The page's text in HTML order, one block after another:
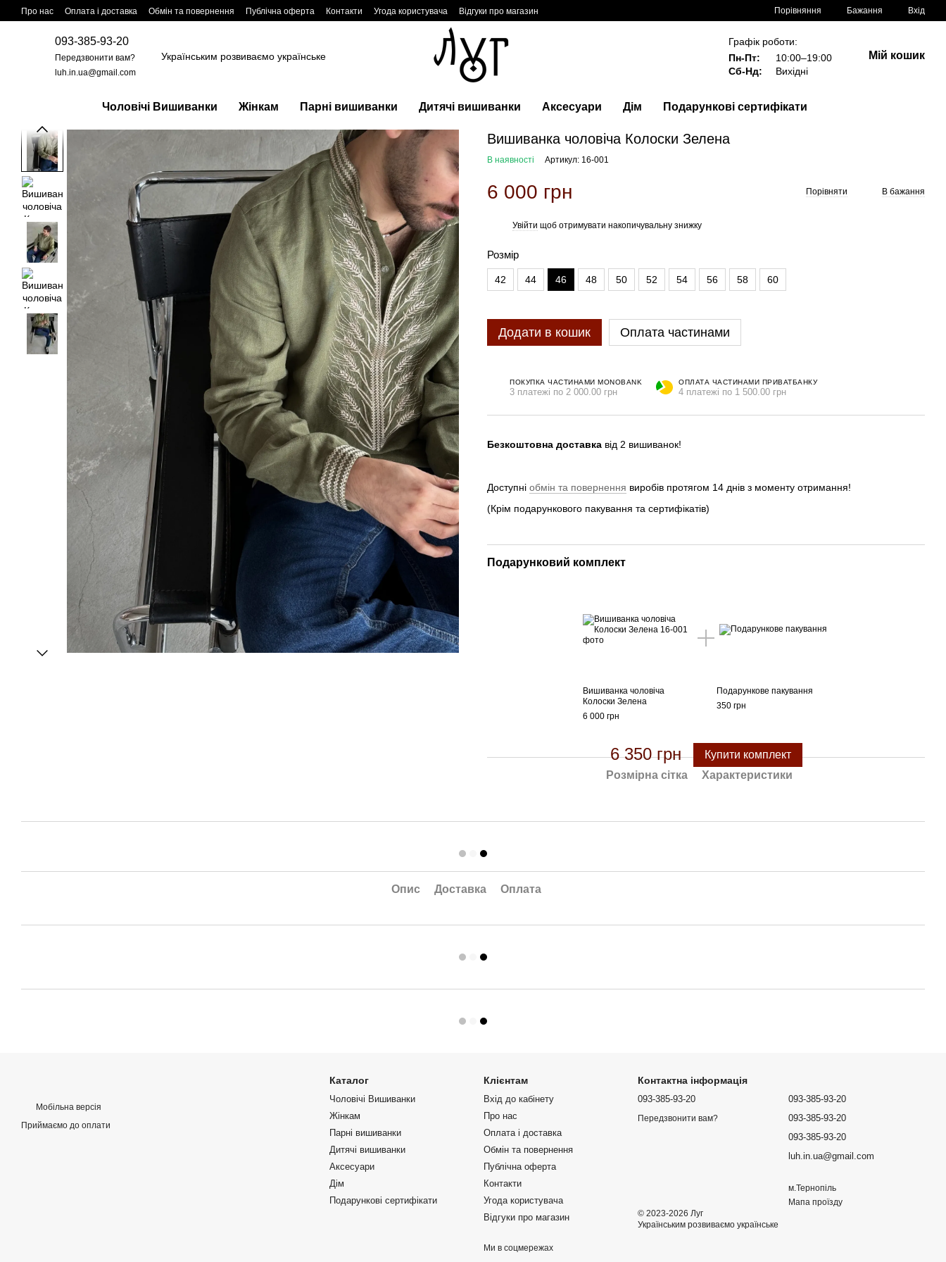
Перейти до основного контенту
Про нас Оплата і доставка Обмін та повернення Публічна оферта Контакти Угода користувача Відгуки про магазин Порівняння Бажання Вхід
093-385-93-20
Передзвонити вам?
luh.in.ua@gmail.com
Українським розвиваємо українське
Графік роботи:
Пн-Пт:
10:00–19:00
Сб-Нд:
Вихідні
Мій кошик
Чоловічі Вишиванки Жінкам Парні вишиванки Дитячі вишиванки Аксесуари Дім Подарункові сертифікати
Вишиванка чоловіча Колоски Зелена
В наявності Артикул: 16-001
6 000 грн Порівняти В бажання
Увійти щоб отримувати накопичувальну знижку
Розмір
42 44 46 48 50 52 54 56 58 60
Додати в кошик Оплата частинами
ПОКУПКА ЧАСТИНАМИ MONOBANK
3 платежі по 2 000.00 грн
ОПЛАТА ЧАСТИНАМИ ПРИВАТБАНКУ
4 платежі по 1 500.00 грн
Безкоштовна доставка від 2 вишиванок!
Доступні обмін та повернення виробів протягом 14 днів з моменту отримання!
(Крім подарункового пакування та сертифікатів)
Подарунковий комплект
Вишиванка чоловіча
Колоски Зелена
6 000 грн
Подарункове пакування
350 грн
6 350 грн
Купити комплект
Розмірна сітка
Характеристики
Опис Доставка Оплата
Мобільна версія
Приймаємо до оплати
Каталог
Чоловічі Вишиванки
Жінкам
Парні вишиванки
Дитячі вишиванки
Аксесуари
Дім
Подарункові сертифікати
Клієнтам
Вхід до кабінету
Про нас
Оплата і доставка
Обмін та повернення
Публічна оферта
Контакти
Угода користувача
Відгуки про магазин
Ми в соцмережах
Контактна інформація
093-385-93-20
Передзвонити вам?
093-385-93-20
093-385-93-20
093-385-93-20
luh.in.ua@gmail.com
м.Тернопіль
Мапа проїзду
© 2023-2026 Луг
Українським розвиваємо українське